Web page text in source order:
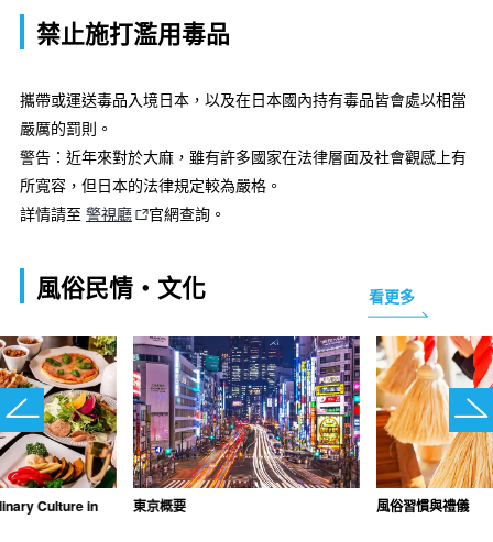
禁止施打濫用毒品
攜帶或運送毒品入境日本，以及在日本國內持有毒品皆會處以相當
嚴厲的罰則。
警告：近年來對於大麻，雖有許多國家在法律層面及社會觀感上有
所寬容，但日本的法律規定較為嚴格。
詳情請至 警視廳 官網查詢。
風俗民情・文化 看更多
Culture in 東京概要 風俗習慣與禮儀